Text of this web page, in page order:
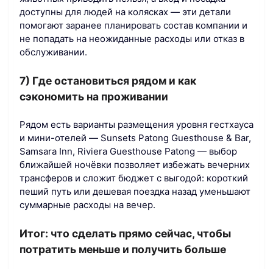
доступны для людей на колясках — эти детали
помогают заранее планировать состав компании и
не попадать на неожиданные расходы или отказ в
обслуживании.
7) Где остановиться рядом и как
сэкономить на проживании
Рядом есть варианты размещения уровня гестхауса
и мини-отелей — Sunsets Patong Guesthouse & Bar,
Samsara Inn, Riviera Guesthouse Patong — выбор
ближайшей ночёвки позволяет избежать вечерних
трансферов и сложит бюджет с выгодой: короткий
пеший путь или дешевая поездка назад уменьшают
суммарные расходы на вечер.
Итог: что сделать прямо сейчас, чтобы
потратить меньше и получить больше